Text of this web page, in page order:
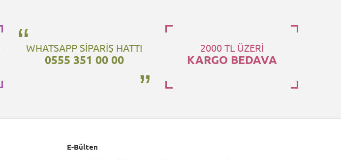
WHATSAPP SİPARİŞ HATTI
0555 351 00 00
2000 TL ÜZERİ
KARGO BEDAVA
E-Bülten